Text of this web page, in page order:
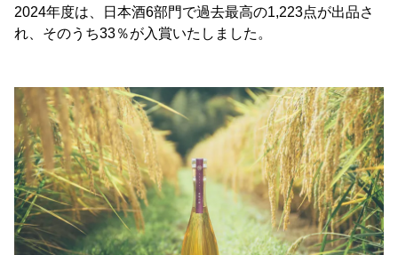
2024年度は、日本酒6部門で過去最高の1,223点が出品さ
れ、そのうち33％が入賞いたしました。